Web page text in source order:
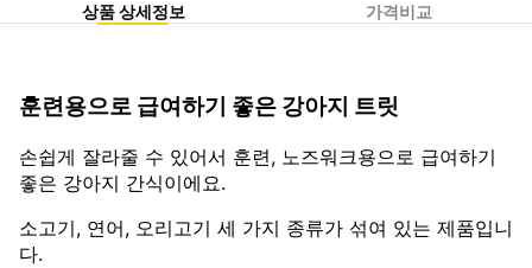
상품 상세정보 가격비교
훈련용으로 급여하기 좋은 강아지 트릿
손쉽게 잘라줄 수 있어서 훈련, 노즈워크용으로 급여하기
좋은 강아지 간식이에요.
소고기, 연어, 오리고기 세 가지 종류가 섞여 있는 제품입니
다.